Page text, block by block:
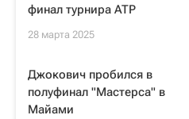
финал турнира ATP
28 марта 2025
Джокович пробился в
полуфинал "Мастерса" в
Майами